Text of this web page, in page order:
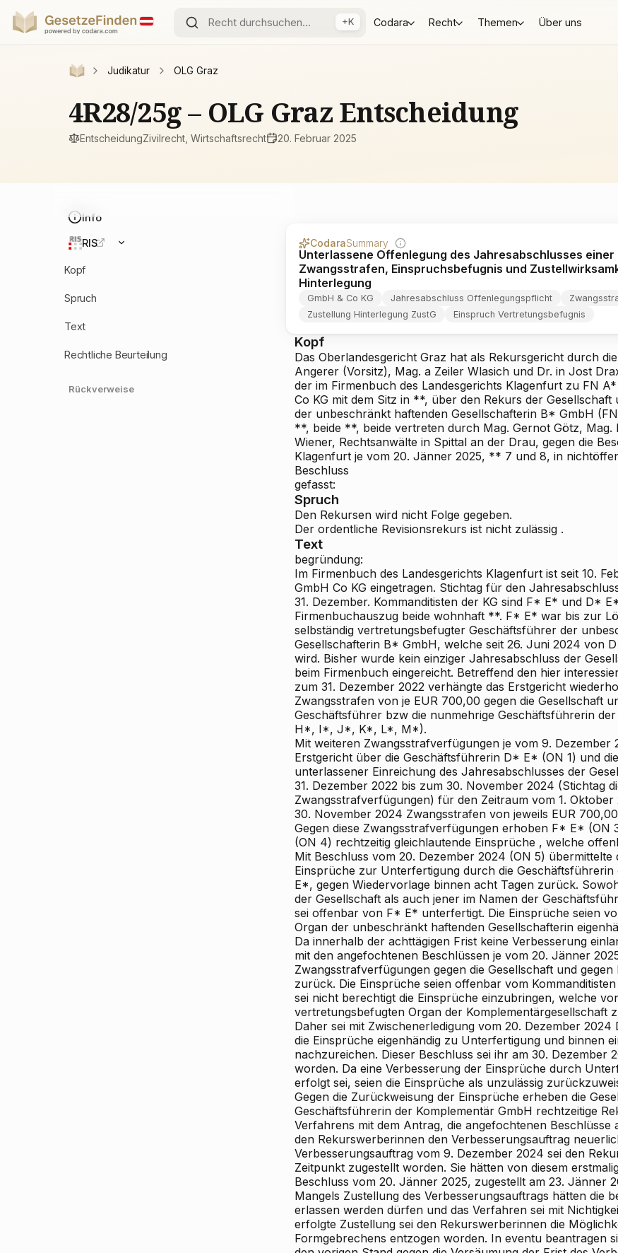
+K Codara Recht Themen Über uns
Judikatur OLG Graz
4R28/25g – OLG Graz Entscheidung
EntscheidungZivilrecht, Wirtschaftsrecht 20. Februar 2025
Info
RIS
Kopf
Spruch
Text
Rechtliche Beurteilung
Rückverweise
CodaraSummary
Unterlassene Offenlegung des Jahresabschlusses einer
Zwangsstrafen, Einspruchsbefugnis und
Hinterlegung
GmbH & Co KG Jahresabschluss Offenlegungspflicht
Zustellung Hinterlegung ZustG
Einspruch Vertretungsbefugnis
Kopf
Das Oberlandesgericht Graz hat als Rekursgericht durch
Angerer (Vorsitz), Mag. a Zeiler Wlasich und Dr. in Jost
der im Firmenbuch des Landesgerichts Klagenfurt zu FN
Co KG mit dem Sitz in **, über den Rekurs der Gesellschaft
der unbeschränkt haftenden Gesellschafterin B* GmbH
**, beide **, beide vertreten durch Mag. Gernot Götz,
Wiener, Rechtsanwälte in Spittal an der Drau, gegen die
Klagenfurt je vom 20. Jänner 2025, ** 7 und 8, in
Beschluss
gefasst:
Spruch
Den Rekursen wird nicht Folge gegeben.
Der ordentliche Revisionsrekurs ist nicht zulässig .
Text
begründung:
Im Firmenbuch des Landesgerichts Klagenfurt ist seit 10.
GmbH Co KG eingetragen. Stichtag für den
31. Dezember. Kommanditisten der KG sind F* E* und D*
Firmenbuchauszug beide wohnhaft **. F* E* war bis zur
selbständig vertretungsbefugter Geschäftsführer der
Gesellschafterin B* GmbH, welche seit 26. Juni 2024 von
wird. Bisher wurde kein einziger Jahresabschluss der
beim Firmenbuch eingereicht. Betreffend den hier
zum 31. Dezember 2022 verhängte das Erstgericht
Zwangsstrafen von je EUR 700,00 gegen die Gesellschaft
Geschäftsführer bzw die nunmehrige Geschäftsführerin
H*, I*, J*, K*, L*, M*).
Mit weiteren Zwangsstrafverfügungen je vom 9. Dezember
Erstgericht über die Geschäftsführerin D* E* (ON 1) und
unterlassener Einreichung des Jahresabschlusses der
31. Dezember 2022 bis zum 30. November 2024 (Stichtag
Zwangsstrafverfügungen) für den Zeitraum vom 1. Oktober
30. November 2024 Zwangsstrafen von jeweils EUR
Gegen diese Zwangsstrafverfügungen erhoben F* E* (ON
(ON 4) rechtzeitig gleichlautende Einsprüche , welche
Mit Beschluss vom 20. Dezember 2024 (ON 5) übermittelte
Einsprüche zur Unterfertigung durch die
E*, gegen Wiedervorlage binnen acht Tagen zurück.
der Gesellschaft als auch jener im Namen der
sei offenbar von F* E* unterfertigt. Die Einsprüche seien
Organ der unbeschränkt haftenden Gesellschafterin
Da innerhalb der achttägigen Frist keine Verbesserung
mit den angefochtenen Beschlüssen je vom 20. Jänner
Zwangsstrafverfügungen gegen die Gesellschaft und
zurück. Die Einsprüche seien offenbar vom
sei nicht berechtigt die Einsprüche einzubringen, welche
vertretungsbefugten Organ der Komplementärgesellschaft
Daher sei mit Zwischenerledigung vom 20. Dezember
die Einsprüche eigenhändig zu Unterfertigung und binnen
nachzureichen. Dieser Beschluss sei ihr am 30. Dezember
worden. Da eine Verbesserung der Einsprüche durch
erfolgt sei, seien die Einsprüche als unzulässig
Gegen die Zurückweisung der Einsprüche erheben die
Geschäftsführerin der Komplementär GmbH rechtzeitige
Verfahrens mit dem Antrag, die angefochtenen Beschlüsse
den Rekurswerberinnen den Verbesserungsauftrag
Verbesserungsauftrag vom 9. Dezember 2024 sei den
Zeitpunkt zugestellt worden. Sie hätten von diesem
Beschluss vom 20. Jänner 2025, zugestellt am 23. Jänner
Mangels Zustellung des Verbesserungsauftrags hätten die
erlassen werden dürfen und das Verfahren sei mit
erfolgte Zustellung sei den Rekurswerberinnen die
Formgebrechens entzogen worden. In eventu beantragen